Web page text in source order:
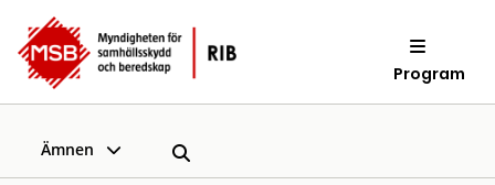
Program
Ämnen